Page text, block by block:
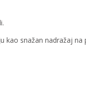
kao snažan nadražaj na